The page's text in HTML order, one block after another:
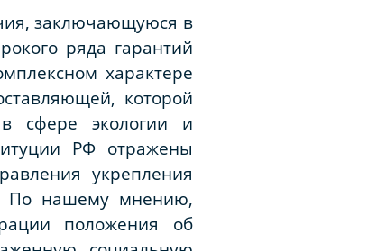
заключающуюся в
ряда гарантий
характере
которой
в сфере экологии и
РФ отражены
укрепления
По нашему мнению,
положения об